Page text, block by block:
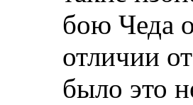
бою Чеда
отличии
было это